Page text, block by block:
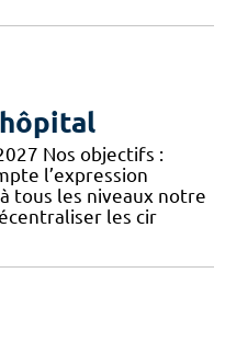
Nos objectifs :
l’expression
tous les niveaux notre
les cir